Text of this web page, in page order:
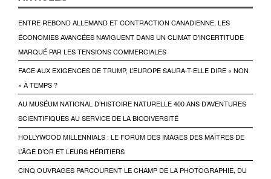
ENTRE REBOND ALLEMAND ET CONTRACTION CANADIENNE, LES
ÉCONOMIES AVANCÉES NAVIGUENT DANS UN CLIMAT D’INCERTITUDE
MARQUÉ PAR LES TENSIONS COMMERCIALES
FACE AUX EXIGENCES DE TRUMP, L’EUROPE SAURA-T-ELLE DIRE « NON
» À TEMPS ?
AU MUSÉUM NATIONAL D’HISTOIRE NATURELLE 400 ANS D’AVENTURES
SCIENTIFIQUES AU SERVICE DE LA BIODIVERSITÉ
HOLLYWOOD MILLENNIALS : LE FORUM DES IMAGES DES MAÎTRES DE
L’ÂGE D’OR ET LEURS HÉRITIERS
CINQ OUVRAGES PARCOURENT LE CHAMP DE LA PHOTOGRAPHIE, DU